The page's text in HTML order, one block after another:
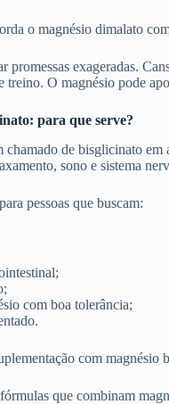
o magnésio dimalato
promessas exageradas.
treino. O magnésio pode
para que serve?
chamado de bisglicinato
sono e sistema
pessoas que buscam:
com boa tolerância;
com
que combinam